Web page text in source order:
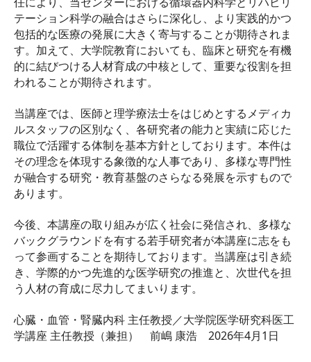
テーション科学の融合はさらに深化し、より実践的かつ
包括的な医療の発展に大きく寄与することが期待されま
す。加えて、大学院教育においても、臨床と研究を有機
的に結びつける人材育成の中核として、重要な役割を担
われることが期待されます。
当講座では、医師と理学療法士をはじめとするメディカ
ルスタッフの区別なく、各研究者の能力と実績に応じた
職位で活躍する体制を基本方針としております。本件は
その理念を体現する象徴的な人事であり、多様な専門性
が融合する研究・教育基盤のさらなる発展を示すもので
あります。
今後、本講座の取り組みが広く社会に発信され、多様な
バックグラウンドを有する若手研究者が本講座に志をも
って参画することを期待しております。当講座は引き続
き、学際的かつ先進的な医学研究の推進と、次世代を担
う人材の育成に尽力してまいります。
心臓・血管・腎臓内科 主任教授／大学院医学研究科医工
学講座 主任教授（兼担） 前嶋 康浩 2026年4月1日